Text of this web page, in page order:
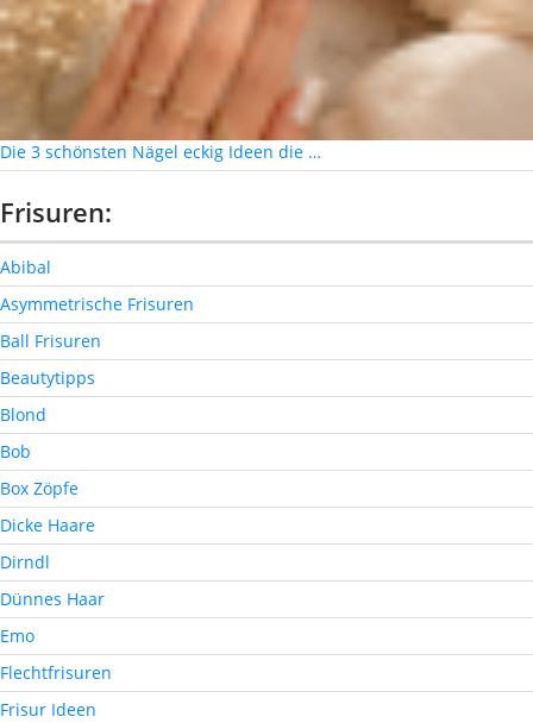
Die 3 schönsten Nägel eckig Ideen die …
Frisuren:
Abibal
Asymmetrische Frisuren
Ball Frisuren
Beautytipps
Blond
Bob
Box Zöpfe
Dicke Haare
Dirndl
Dünnes Haar
Emo
Flechtfrisuren
Frisur Ideen